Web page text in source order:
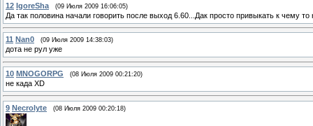
12 IgoreSha (09 Июля 2009 16:06:05)
Да так половина начали говорить после выход 6.60...Дак просто привыкать к чему то
11 Nan0 (09 Июля 2009 14:38:03)
дота не рул уже
10 MNOGORPG (08 Июля 2009 00:21:20)
не када XD
9 Necrolyte (08 Июля 2009 00:20:18)